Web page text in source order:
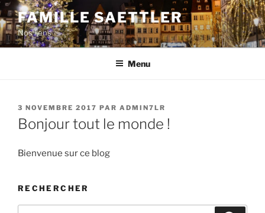
Aller
au
contenu
principal
FAMILLE SAETTLER
Nos liens
Menu
PUBLIÉ
LE
3 NOVEMBRE 2017 PAR ADMIN7LR
Bonjour tout le monde !
Bienvenue sur ce blog
RECHERCHER